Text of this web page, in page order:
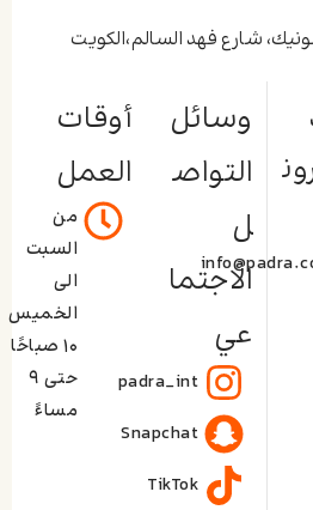
وسائل
التواص
ل
الاجتما
عي
padra_int
Snapchat
TikTok
أوقات
العمل
من
السبت
الى
الخميس
۱۰ صباحًا
حتى ۹
مساءً